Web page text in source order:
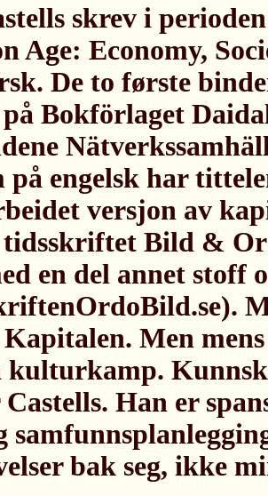
skrev i
Age: Economy,
De to første
Bokförlaget
på engelsk har
versjon av
tidsskriftet Bild &
en del annet stoff
Men
kulturkamp.
Han er
bak seg, ikke